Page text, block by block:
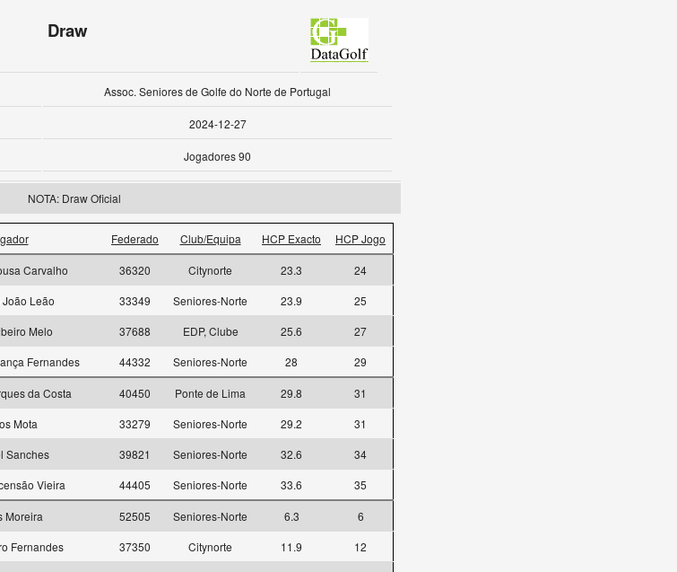
Draw
Assoc. Seniores de Golfe do Norte de Portugal
2024-12-27
Jogadores 90
NOTA: Draw Oficial
Federado Club/Equipa HCP Exacto HCP Jogo
Carvalho 36320 Citynorte 23.3
24
Leão 33349 Seniores-Norte 23.9
25
Melo 37688 EDP, Clube 25.6
27
Fernandes 44332 Seniores-Norte 28 29
da Costa 40450 Ponte de Lima 29.8
31
Mota 33279 Seniores-Norte 29.2
31
Sanches 39821 Seniores-Norte 32.6
34
Vieira 44405 Seniores-Norte 33.6 35
Moreira 52505 Seniores-Norte 6.3
6
Fernandes 37350 Citynorte 11.9
12